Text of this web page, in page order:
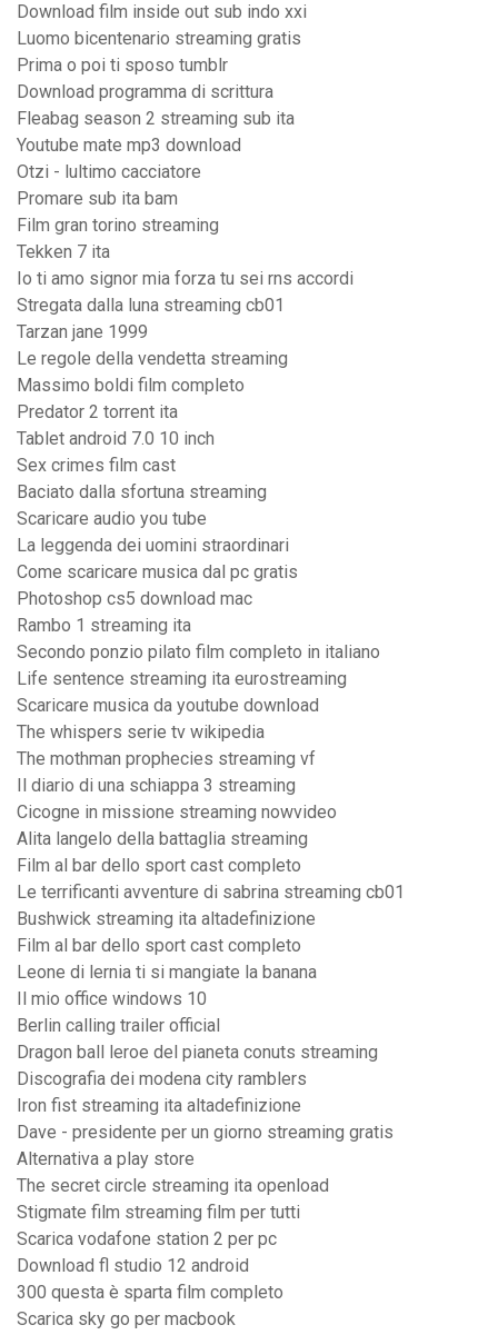
Download film inside out sub indo xxi
Luomo bicentenario streaming gratis
Prima o poi ti sposo tumblr
Download programma di scrittura
Fleabag season 2 streaming sub ita
Youtube mate mp3 download
Otzi - lultimo cacciatore
Promare sub ita bam
Film gran torino streaming
Tekken 7 ita
Io ti amo signor mia forza tu sei rns accordi
Stregata dalla luna streaming cb01
Tarzan jane 1999
Le regole della vendetta streaming
Massimo boldi film completo
Predator 2 torrent ita
Tablet android 7.0 10 inch
Sex crimes film cast
Baciato dalla sfortuna streaming
Scaricare audio you tube
La leggenda dei uomini straordinari
Come scaricare musica dal pc gratis
Photoshop cs5 download mac
Rambo 1 streaming ita
Secondo ponzio pilato film completo in italiano
Life sentence streaming ita eurostreaming
Scaricare musica da youtube download
The whispers serie tv wikipedia
The mothman prophecies streaming vf
Il diario di una schiappa 3 streaming
Cicogne in missione streaming nowvideo
Alita langelo della battaglia streaming
Film al bar dello sport cast completo
Le terrificanti avventure di sabrina streaming cb01
Bushwick streaming ita altadefinizione
Film al bar dello sport cast completo
Leone di lernia ti si mangiate la banana
Il mio office windows 10
Berlin calling trailer official
Dragon ball leroe del pianeta conuts streaming
Discografia dei modena city ramblers
Iron fist streaming ita altadefinizione
Dave - presidente per un giorno streaming gratis
Alternativa a play store
The secret circle streaming ita openload
Stigmate film streaming film per tutti
Scarica vodafone station 2 per pc
Download fl studio 12 android
300 questa è sparta film completo
Scarica sky go per macbook